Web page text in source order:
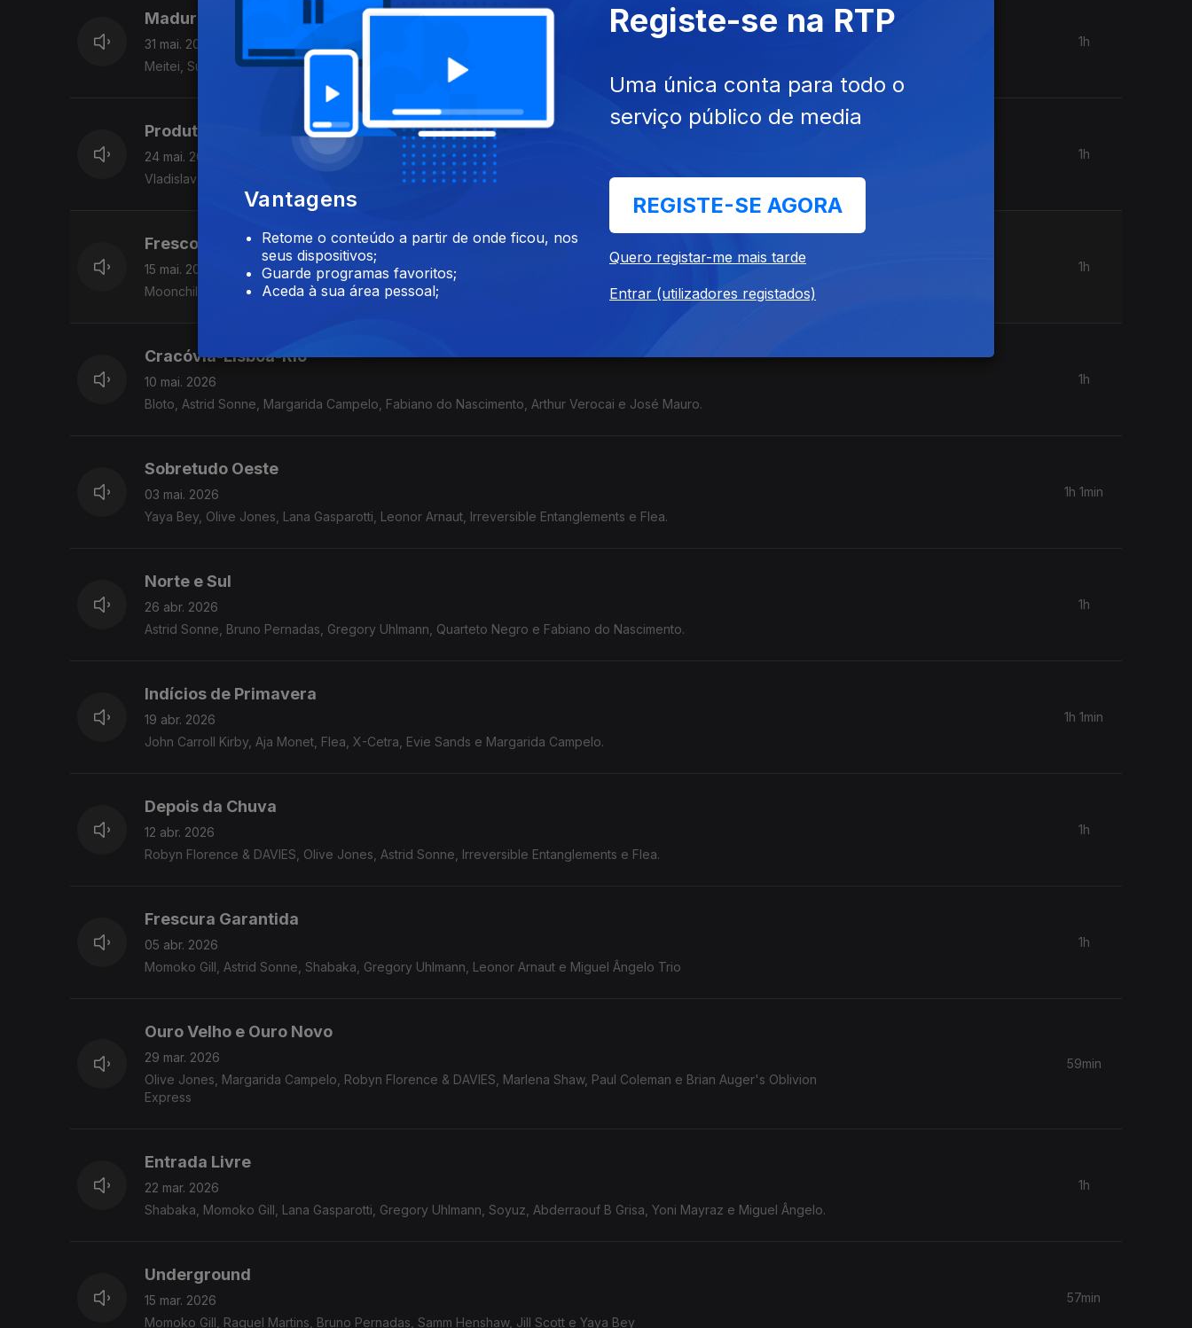
Maduro Maio
31 mai. 2026
Meitei, Sulah Jordan, Anadol & Marie Klock, Yaya Bey, Aja Monet e Scritti Politti.
1h
Produtos da Época
24 mai. 2026
Vladislav Delay Quintet, Aja Monet, GENA, Bloto & Jon D e Jadsa.
1h
Frescos e Maduros
15 mai. 2026
Moonchild, Olive Jones, Flea, Hadley Caliman e Marion Brown
1h
Cracóvia-Lisboa-Rio
10 mai. 2026
Bloto, Astrid Sonne, Margarida Campelo, Fabiano do Nascimento, Arthur Verocai e José Mauro.
1h
Sobretudo Oeste
03 mai. 2026
Yaya Bey, Olive Jones, Lana Gasparotti, Leonor Arnaut, Irreversible Entanglements e Flea.
1h 1min
Norte e Sul
26 abr. 2026
Astrid Sonne, Bruno Pernadas, Gregory Uhlmann, Quarteto Negro e Fabiano do Nascimento.
1h
Indícios de Primavera
19 abr. 2026
John Carroll Kirby, Aja Monet, Flea, X-Cetra, Evie Sands e Margarida Campelo.
1h 1min
Depois da Chuva
12 abr. 2026
Robyn Florence & DAVIES, Olive Jones, Astrid Sonne, Irreversible Entanglements e Flea.
1h
Frescura Garantida
05 abr. 2026
Momoko Gill, Astrid Sonne, Shabaka, Gregory Uhlmann, Leonor Arnaut e Miguel Ângelo Trio
1h
Ouro Velho e Ouro Novo
29 mar. 2026
Olive Jones, Margarida Campelo, Robyn Florence & DAVIES, Marlena Shaw, Paul Coleman e Brian Auger's Oblivion
Express
59min
Entrada Livre
22 mar. 2026
Shabaka, Momoko Gill, Lana Gasparotti, Gregory Uhlmann, Soyuz, Abderraouf B Grisa, Yoni Mayraz e Miguel Ângelo.
1h
Underground
15 mar. 2026
Momoko Gill, Raquel Martins, Bruno Pernadas, Samm Henshaw, Jill Scott e Yaya Bey
57min
Vantagens
Retome o conteúdo a partir de onde ficou, nos
seus dispositivos;
Guarde programas favoritos;
Aceda à sua área pessoal;
Registe-se na RTP
Uma única conta para todo o
serviço público de media
REGISTE-SE AGORA
Quero registar-me mais tarde
Entrar (utilizadores registados)